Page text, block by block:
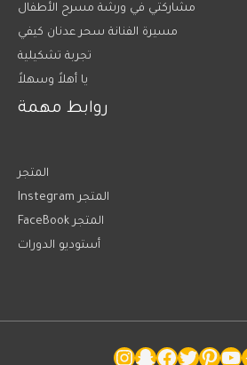
مشاركتي في ورشة مسرح الأطفال
مسيرة الفنانة سحر عدنان كيفي
تجربة تشكيلية
يا أهلاً وسهلاً
روابط مهمة
المتجر
Instegram المتجر
FaceBook المتجر
أستوديو الدورات
خاص
Snapchat
Facebook
Twitter